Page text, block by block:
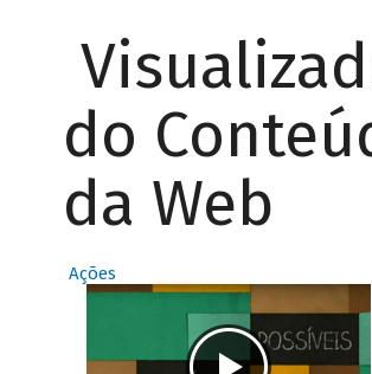
do
da Web
Ações